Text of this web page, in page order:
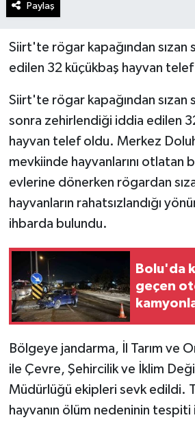
Paylaş
Siirt'te rögar kapağından sızan
edilen 32 küçükbaş hayvan
Siirt'te rögar kapağından sızan
sonra zehirlendiği iddia edilen
hayvan telef oldu. Merkez
mevkiinde hayvanlarını otlatan
evlerine dönerken rögardan
hayvanların rahatsızlandığı
ihbarda bulundu.
Bolu'da
geçen
Bölgeye jandarma, İl Tarım ve
ile Çevre, Şehircilik ve İklim
Müdürlüğü ekipleri sevk edildi.
hayvanın ölüm nedeninin tespiti